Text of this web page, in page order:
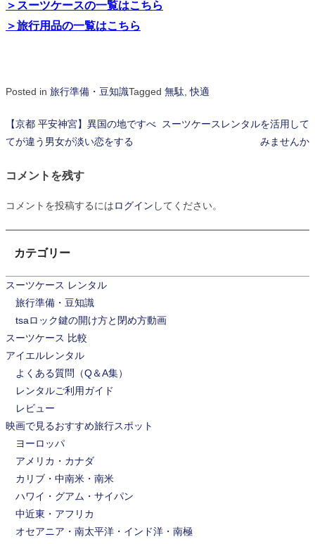
＞スーツケースの一覧はこちら
＞旅行用品の一覧はこちら
Posted in 旅行準備・豆知識Tagged 無駄 ,快適
投
ナ
ビ
ゲ
ー
シ
ョ
ン
【京都 平安神宮】異国の地ですべ
てが違う男女が淡い恋をする
スーツケースレンタルを活用して
みませんか
コメントを残す
コメントを投稿するにはログイン してください。
カテゴリー
スーツケース レンタル
旅行準備・豆知識
tsaロック鍵の開け方と閉め方動画
スーツケース 比較
アイエルレンタル
よくある質問（Q＆A集）
レンタルご利用ガイド
レビュー
映画で見るおすすめ旅行スポット
ヨーロッパ
アメリカ・カナダ
カリブ・中南米・南米
ハワイ・グアム・サイパン
中近東・アフリカ
オセアニア・南太平洋・インド洋・南極